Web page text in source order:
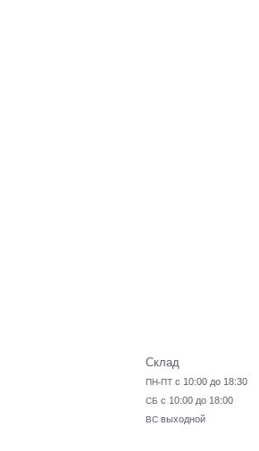
Склад
ПН-ПТ с 10:00 до 18:30
СБ с 10:00 до 18:00
ВС выходной